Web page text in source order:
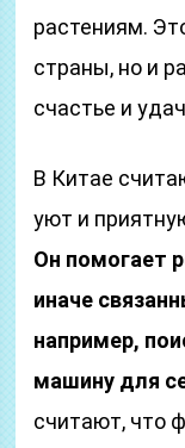
растениям.
страны, но и
счастье и
В Китае
уют и
Он помогает
иначе
например,
машину для
считают, что